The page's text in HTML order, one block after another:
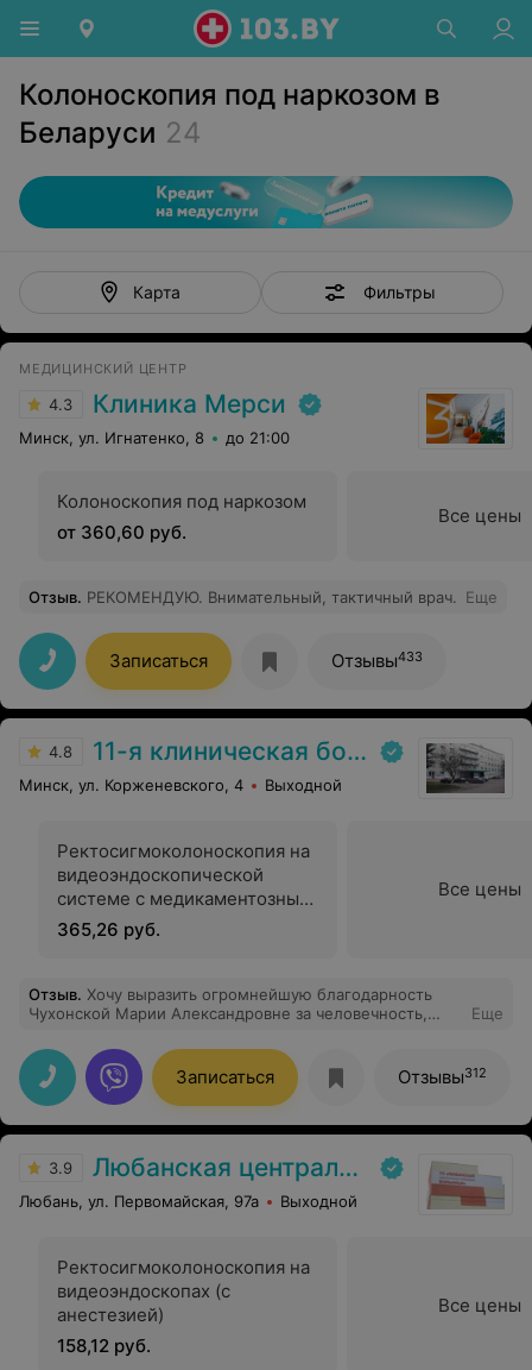
Колоноскопия под наркозом в
Беларуси 24
Карта Фильтры
МЕДИЦИНСКИЙ ЦЕНТР
4.3 Клиника Мерси
Минск, ул. Игнатенко, 8 до 21:00
Колоноскопия под наркозом
от 360,60 руб.
Все цены
Отзыв. РЕКОМЕНДУЮ. Внимательный, тактичный врач. Еще
Записаться Отзывы433
4.8 11-я клиническая больница
Минск, ул. Корженевского, 4 Выходной
Ректосигмоколоноскопия на
видеоэндоскопической
системе с медикаментозным
сопровождением и
последующим наблюдением
течение 2-х ч
365,26 руб.
Все цены
Отзыв. Хочу выразить огромнейшую благодарность
Чухонской Марии Александровне за человечность,
профессионал своего дела. Я проходил лечение в Лjh
отделение гнойного отдела, с диагнозом
аллергический/медикаментозный /вазомоторный
ринит с нарушением функции носового дыхания.
Консультировала по всем интересующимся вопросам.
Еще
Записаться Отзывы312
3.9 Любанская центральная районная больница
Любань, ул. Первомайская, 97а Выходной
Ректосигмоколоноскопия на
видеоэндоскопах (с
анестезией)
158,12 руб.
Все цены